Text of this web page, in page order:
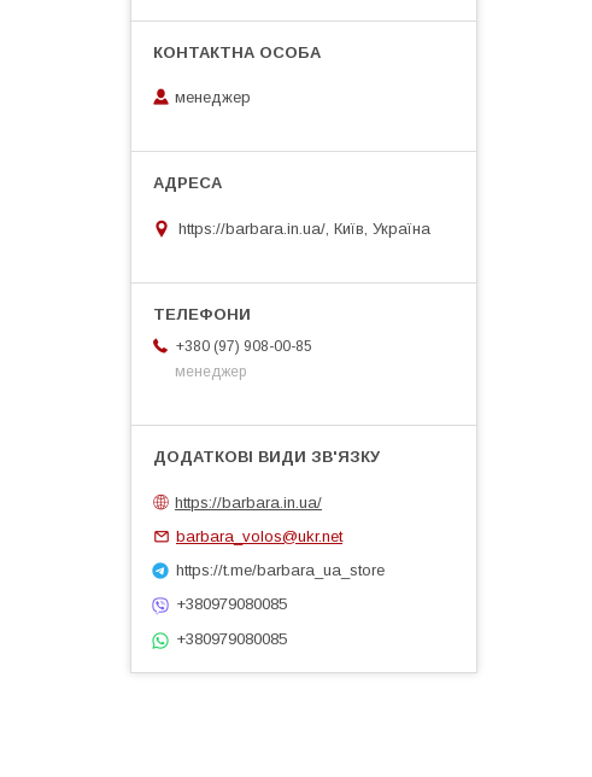
менеджер
https://barbara.in.ua/, Київ, Україна
+380 (97) 908-00-85
менеджер
https://barbara.in.ua/
barbara_volos@ukr.net
https://t.me/barbara_ua_store
+380979080085
+380979080085